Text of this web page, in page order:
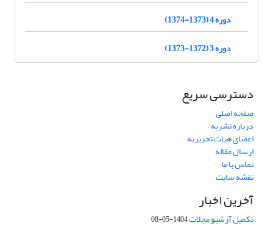
دوره 4 (1373-1374)
دوره 3 (1372-1373)
دسترسی سریع
صفحه اصلی
درباره نشریه
اعضای هیات تحریریه
ارسال مقاله
تماس با ما
نقشه سایت
آخرین اخبار
تکمیل آرشیو مجلات1404-05-08